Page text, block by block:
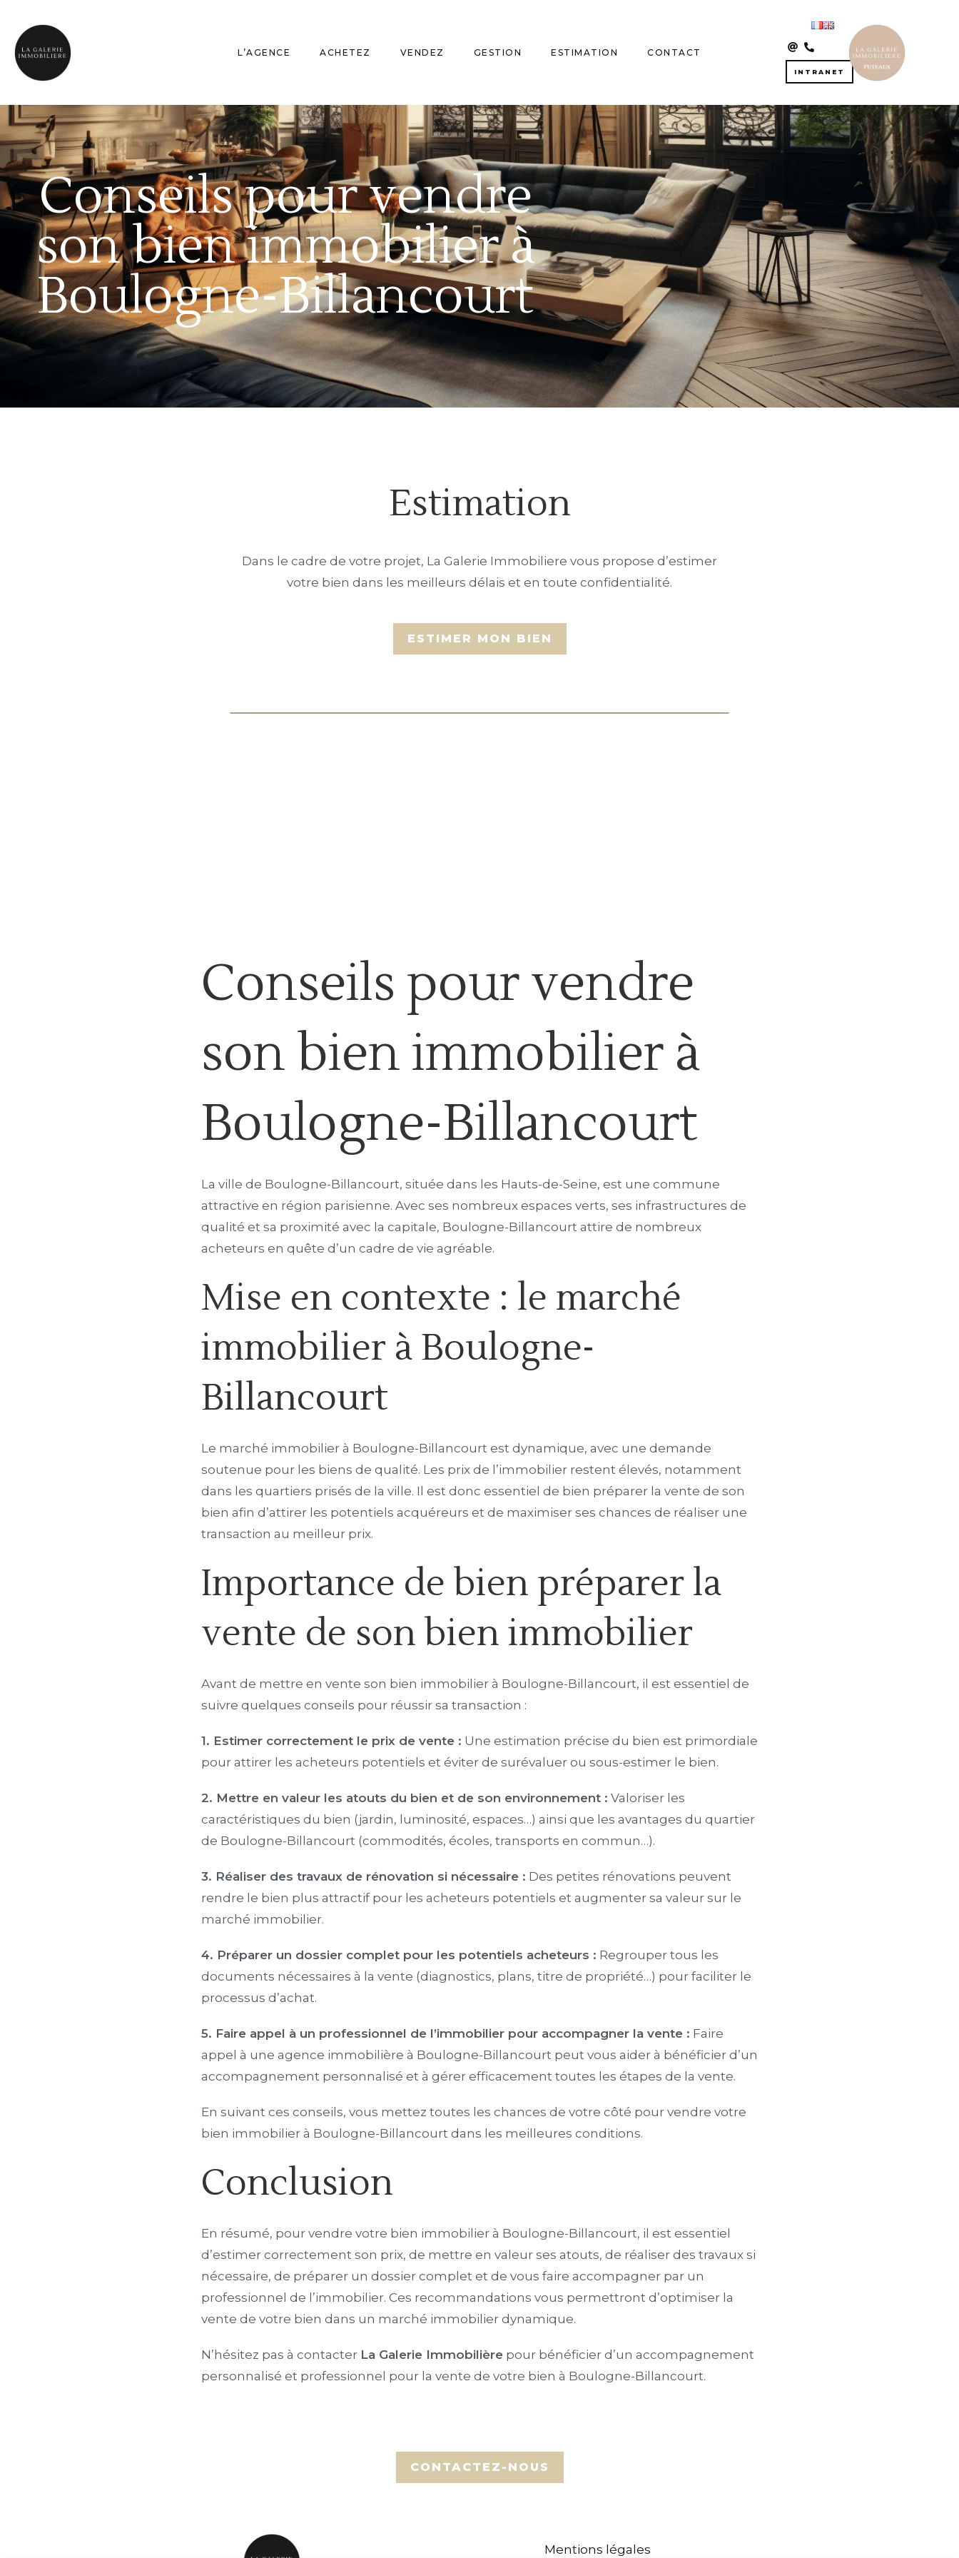
L’AGENCE ACHETEZ VENDEZ GESTION ESTIMATION CONTACT
INTRANET
Conseils pour vendre
son bien immobilier à
Boulogne-Billancourt
Estimation
Dans le cadre de votre projet, La Galerie Immobiliere vous propose d’estimer
votre bien dans les meilleurs délais et en toute confidentialité.
Conseils pour vendre
son bien immobilier à
Boulogne-Billancourt
La ville de Boulogne-Billancourt, située dans les Hauts-de-Seine, est une commune
attractive en région parisienne. Avec ses nombreux espaces verts, ses infrastructures de
qualité et sa proximité avec la capitale, Boulogne-Billancourt attire de nombreux
acheteurs en quête d’un cadre de vie agréable.
Mise en contexte : le marché
immobilier à Boulogne-
Billancourt
Le marché immobilier à Boulogne-Billancourt est dynamique, avec une demande
soutenue pour les biens de qualité. Les prix de l’immobilier restent élevés, notamment
dans les quartiers prisés de la ville. Il est donc essentiel de bien préparer la vente de son
bien afin d’attirer les potentiels acquéreurs et de maximiser ses chances de réaliser une
transaction au meilleur prix.
Importance de bien préparer la
vente de son bien immobilier
Avant de mettre en vente son bien immobilier à Boulogne-Billancourt, il est essentiel de
suivre quelques conseils pour réussir sa transaction :
1. Estimer correctement le prix de vente : Une estimation précise du bien est primordiale
pour attirer les acheteurs potentiels et éviter de surévaluer ou sous-estimer le bien.
2. Mettre en valeur les atouts du bien et de son environnement : Valoriser les
caractéristiques du bien (jardin, luminosité, espaces…) ainsi que les avantages du quartier
de Boulogne-Billancourt (commodités, écoles, transports en commun…).
3. Réaliser des travaux de rénovation si nécessaire : Des petites rénovations peuvent
rendre le bien plus attractif pour les acheteurs potentiels et augmenter sa valeur sur le
marché immobilier.
4. Préparer un dossier complet pour les potentiels acheteurs : Regrouper tous les
documents nécessaires à la vente (diagnostics, plans, titre de propriété…) pour faciliter le
processus d’achat.
5. Faire appel à un professionnel de l’immobilier pour accompagner la vente : Faire
appel à une agence immobilière à Boulogne-Billancourt peut vous aider à bénéficier d’un
accompagnement personnalisé et à gérer efficacement toutes les étapes de la vente.
En suivant ces conseils, vous mettez toutes les chances de votre côté pour vendre votre
bien immobilier à Boulogne-Billancourt dans les meilleures conditions.
Conclusion
En résumé, pour vendre votre bien immobilier à Boulogne-Billancourt, il est essentiel
d’estimer correctement son prix, de mettre en valeur ses atouts, de réaliser des travaux si
nécessaire, de préparer un dossier complet et de vous faire accompagner par un
professionnel de l’immobilier. Ces recommandations vous permettront d’optimiser la
vente de votre bien dans un marché immobilier dynamique.
N’hésitez pas à contacter La Galerie Immobilière pour bénéficier d’un accompagnement
personnalisé et professionnel pour la vente de votre bien à Boulogne-Billancourt.
Mentions légales